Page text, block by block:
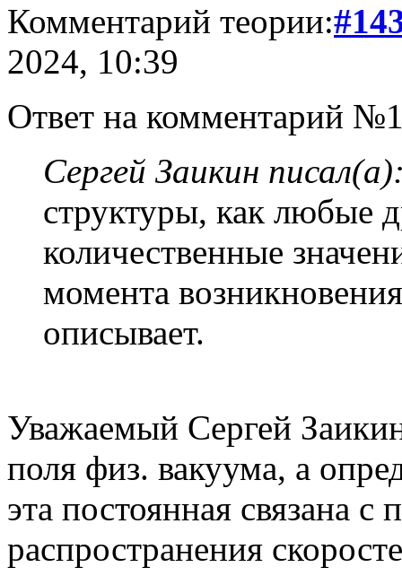
Комментарий теории:
2024, 10:39
Ответ на комментарий
Сергей Заикин
структуры, как любые
количественные
момента
описывает.
Уважаемый Сергей
поля физ. вакуума, а
эта постоянная связана с
распространения